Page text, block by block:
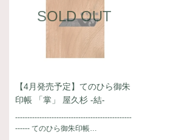
SOLD OUT
【4月発売予定】てのひら御朱
印帳 「掌」 屋久杉 -結-
------------------------------------------------
------ てのひら御朱印帳…